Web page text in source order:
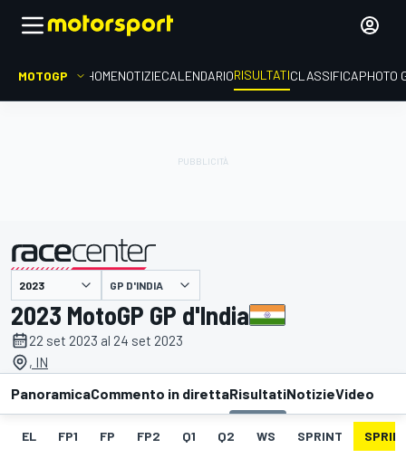
MOTOGP HOMENOTIZIECALENDARIORISULTATICLASSIFICAPHOTO
presentato da GP D'INDIA
2023 MotoGP GP d'India
22 set 2023 al 24 set 2023
, IN
PanoramicaCommento in direttaRisultatiNotizieVideo
EL FP1 FP FP2 Q1 Q2 WS SPRINT